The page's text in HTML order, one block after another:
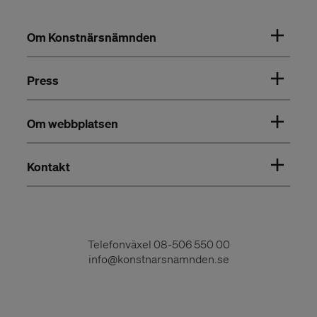
Om Konstnärsnämnden
Press
Om webbplatsen
Kontakt
Telefonväxel 08-506 550 00
info@konstnarsnamnden.se